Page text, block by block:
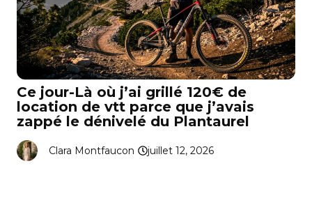
Ce jour-Là où j’ai grillé 120€ de
location de vtt parce que j’avais
zappé le dénivelé du Plantaurel
Clara Montfaucon juillet 12, 2026